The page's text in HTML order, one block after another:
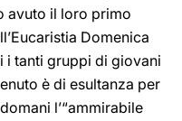
avuto il loro primo
Domenica
i tanti gruppi di giovani
è di esultanza per
l’“ammirabile